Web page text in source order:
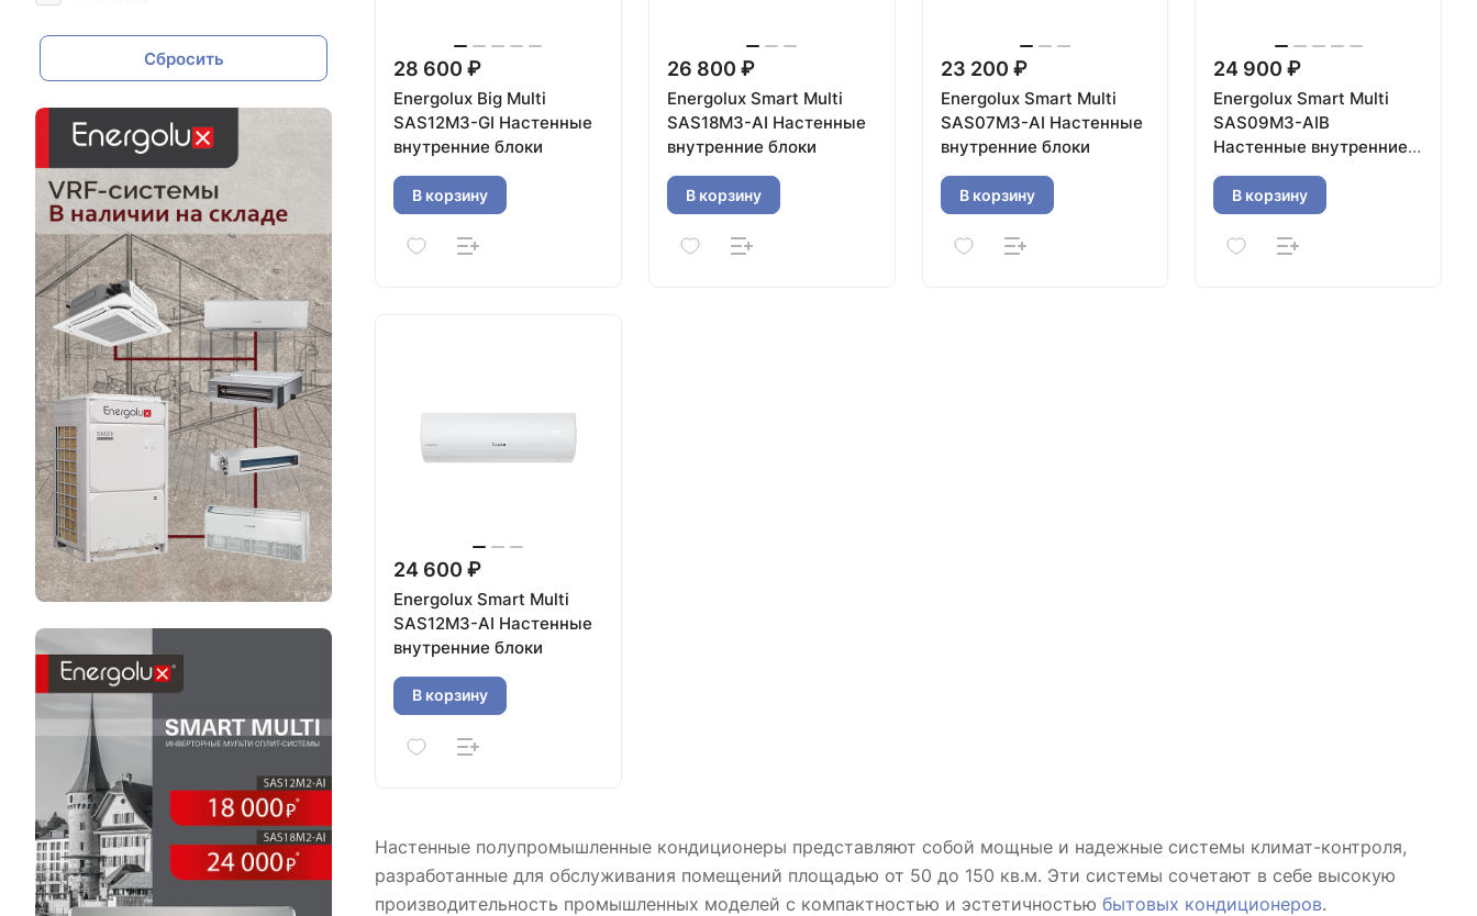
28 600 ₽
Energolux Big Multi
SAS12M3-GI Настенные
внутренние блоки
В корзину
26 800 ₽
Energolux Smart Multi
SAS18M3-AI Настенные
внутренние блоки
В корзину
23 200 ₽
Energolux Smart Multi
SAS07M3-AI Настенные
внутренние блоки
В корзину
24 900 ₽
Energolux Smart Multi
SAS09M3-AIB
Настенные внутренние
блоки
В корзину
24 600 ₽
Energolux Smart Multi
SAS12M3-AI Настенные
внутренние блоки
В корзину
Настенные полупромышленные кондиционеры представляют собой мощные и надежные системы климат-контроля,
разработанные для обслуживания помещений площадью от 50 до 150 кв.м. Эти системы сочетают в себе высокую
производительность промышленных моделей с компактностью и эстетичностью бытовых кондиционеров.
1 фаза, 230 В, 50 Гц (0)
Сбросить